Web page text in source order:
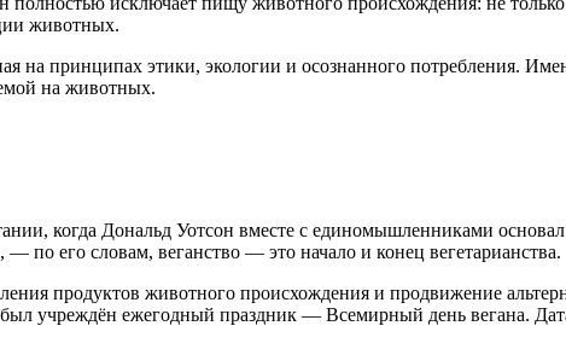
животных.
на принципах этики, экологии и осознанного потребления.
на животных.
когда Дональд Уотсон вместе с единомышленниками
по его словам, веганство — это начало и конец вегетарианства.
продуктов животного происхождения и продвижение
учреждён ежегодный праздник — Всемирный день вегана.